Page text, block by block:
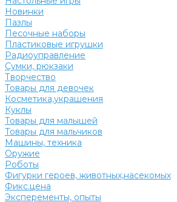
Новинки
Пазлы
Песочные наборы
Пластиковые игрушки
Радиоуправление
Сумки, рюкзаки
Творчество
Товары для девочек
Косметика,украшения
Куклы
Товары для малышей
Товары для мальчиков
Машины, техника
Оружие
Роботы
Фигурки героев, животных,насекомых
Фикс.цена
Эксперементы, опыты